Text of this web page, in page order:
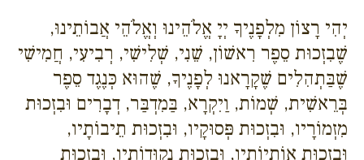
יְהִי רָצוֹן מִלְפָנֶיךָ יְיָ אֱלֹהֵינוּ וְאֱלֹהֵי אֲבוֹתֵינוּ,
שֶׁבִזְכוּת סֵפֶר רִאשׁוֹן, שֵׁנִי, שְׁלִישִׁי, רְבִיעִי, חֲמִישִׁי
שֶׁבַּתְהִלִים שֶׁקָרָאנוּ לְפָנֶיךָ, שֶׁהוּא כְּנֶגֶד סֵפֶר
בְּרֵאשִׁית, שְׁמוֹת, וַיִקְרָא, בַּמִדְבַּר, דְבָרִים וּבִזְכוּת
מִזְמוֹרָיו, וּבִזְכוּת פְּסוּקָיו, וּבִזְכוּת תֵיבוֹתָיו,
וּבִזְכוּת אוֹתִיוֹתָיו, וּבִזְכוּת נְקוּדוֹתָיו, וּבִזְכוּת